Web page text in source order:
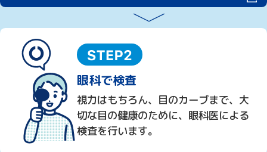
眼科で検査
視力はもちろん、目のカーブまで、大
切な目の健康のために、眼科医による
検査を行います。